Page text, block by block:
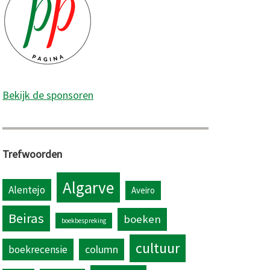
Bekijk de sponsoren
Trefwoorden
Alentejo Algarve Aveiro
Beiras boekbespreking boeken
boekrecensie column cultuur